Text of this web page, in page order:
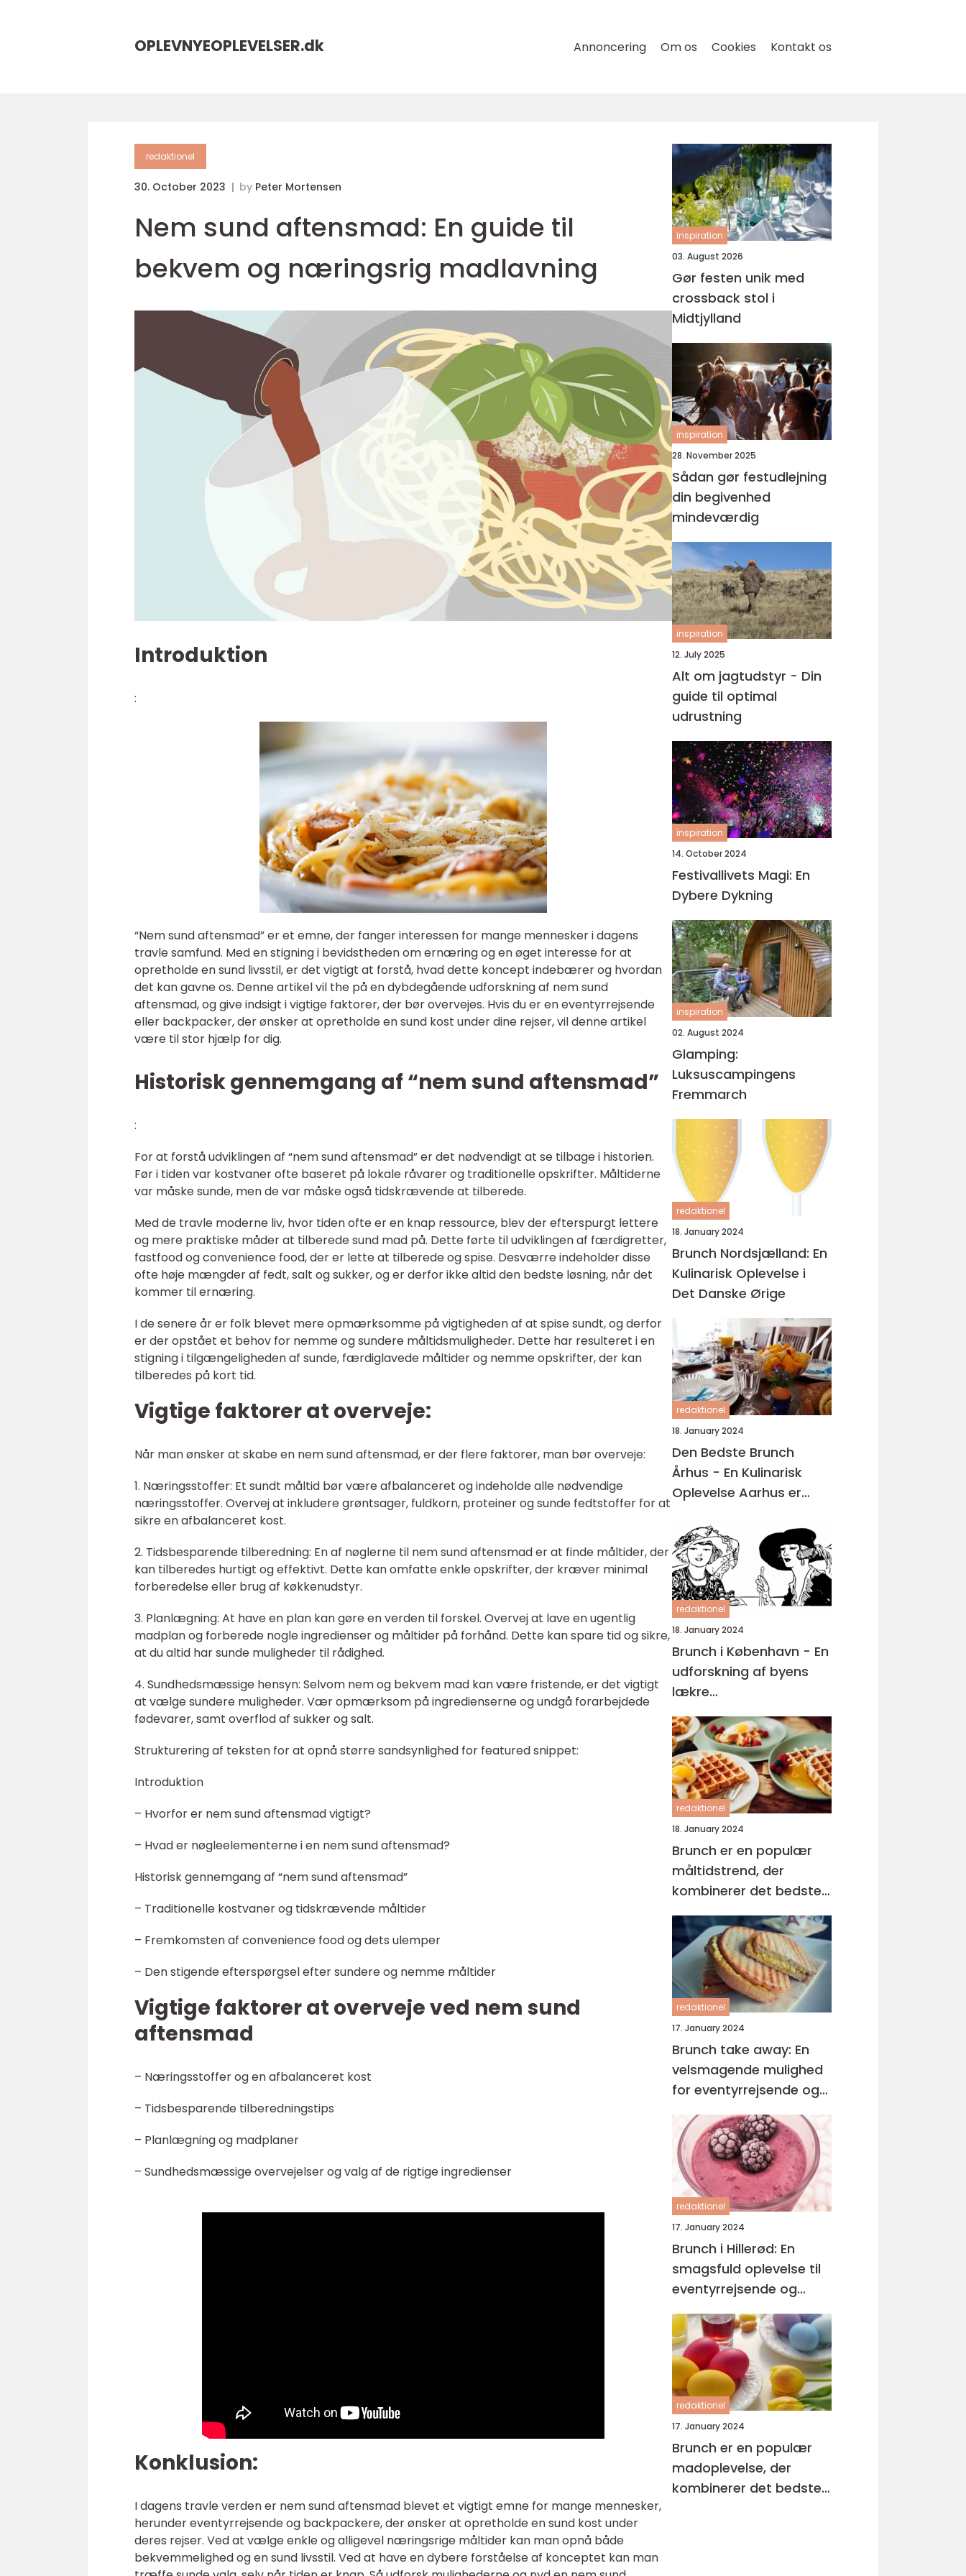
OPLEVNYEOPLEVELSER.dk Annoncering Om os Cookies Kontakt os
redaktionel
30. October 2023 by Peter Mortensen
Nem sund aftensmad: En guide til
bekvem og næringsrig madlavning
Introduktion
:
“Nem sund aftensmad” er et emne, der fanger interessen for mange mennesker i dagens
travle samfund. Med en stigning i bevidstheden om ernæring og en øget interesse for at
opretholde en sund livsstil, er det vigtigt at forstå, hvad dette koncept indebærer og hvordan
det kan gavne os. Denne artikel vil the på en dybdegående udforskning af nem sund
aftensmad, og give indsigt i vigtige faktorer, der bør overvejes. Hvis du er en eventyrrejsende
eller backpacker, der ønsker at opretholde en sund kost under dine rejser, vil denne artikel
være til stor hjælp for dig.
Historisk gennemgang af “nem sund aftensmad”
:
For at forstå udviklingen af “nem sund aftensmad” er det nødvendigt at se tilbage i historien.
Før i tiden var kostvaner ofte baseret på lokale råvarer og traditionelle opskrifter. Måltiderne
var måske sunde, men de var måske også tidskrævende at tilberede.
Med de travle moderne liv, hvor tiden ofte er en knap ressource, blev der efterspurgt lettere
og mere praktiske måder at tilberede sund mad på. Dette førte til udviklingen af færdigretter,
fastfood og convenience food, der er lette at tilberede og spise. Desværre indeholder disse
ofte høje mængder af fedt, salt og sukker, og er derfor ikke altid den bedste løsning, når det
kommer til ernæring.
I de senere år er folk blevet mere opmærksomme på vigtigheden af at spise sundt, og derfor
er der opstået et behov for nemme og sundere måltidsmuligheder. Dette har resulteret i en
stigning i tilgængeligheden af sunde, færdiglavede måltider og nemme opskrifter, der kan
tilberedes på kort tid.
Vigtige faktorer at overveje:
Når man ønsker at skabe en nem sund aftensmad, er der flere faktorer, man bør overveje:
1. Næringsstoffer: Et sundt måltid bør være afbalanceret og indeholde alle nødvendige
næringsstoffer. Overvej at inkludere grøntsager, fuldkorn, proteiner og sunde fedtstoffer for at
sikre en afbalanceret kost.
2. Tidsbesparende tilberedning: En af nøglerne til nem sund aftensmad er at finde måltider, der
kan tilberedes hurtigt og effektivt. Dette kan omfatte enkle opskrifter, der kræver minimal
forberedelse eller brug af køkkenudstyr.
3. Planlægning: At have en plan kan gøre en verden til forskel. Overvej at lave en ugentlig
madplan og forberede nogle ingredienser og måltider på forhånd. Dette kan spare tid og sikre,
at du altid har sunde muligheder til rådighed.
4. Sundhedsmæssige hensyn: Selvom nem og bekvem mad kan være fristende, er det vigtigt
at vælge sundere muligheder. Vær opmærksom på ingredienserne og undgå forarbejdede
fødevarer, samt overflod af sukker og salt.
Strukturering af teksten for at opnå større sandsynlighed for featured snippet:
Introduktion
– Hvorfor er nem sund aftensmad vigtigt?
– Hvad er nøgleelementerne i en nem sund aftensmad?
Historisk gennemgang af “nem sund aftensmad”
– Traditionelle kostvaner og tidskrævende måltider
– Fremkomsten af convenience food og dets ulemper
– Den stigende efterspørgsel efter sundere og nemme måltider
Vigtige faktorer at overveje ved nem sund
aftensmad
– Næringsstoffer og en afbalanceret kost
– Tidsbesparende tilberedningstips
– Planlægning og madplaner
– Sundhedsmæssige overvejelser og valg af de rigtige ingredienser
Konklusion:
I dagens travle verden er nem sund aftensmad blevet et vigtigt emne for mange mennesker,
herunder eventyrrejsende og backpackere, der ønsker at opretholde en sund kost under
deres rejser. Ved at vælge enkle og alligevel næringsrige måltider kan man opnå både
bekvemmelighed og en sund livsstil. Ved at have en dybere forståelse af konceptet kan man
inspiration
03. August 2026
Gør festen unik med
crossback stol i
Midtjylland
inspiration
28. November 2025
Sådan gør festudlejning
din begivenhed
mindeværdig
inspiration
12. July 2025
Alt om jagtudstyr - Din
guide til optimal
udrustning
inspiration
14. October 2024
Festivallivets Magi: En
Dybere Dykning
inspiration
02. August 2024
Glamping:
Luksuscampingens
Fremmarch
redaktionel
18. January 2024
Brunch Nordsjælland: En
Kulinarisk Oplevelse i
Det Danske Ørige
redaktionel
18. January 2024
Den Bedste Brunch
Århus - En Kulinarisk
Oplevelse Aarhus er
hvor der findes en bred
vifte af restauranter,
caféer og spisesteder
redaktionel
18. January 2024
Brunch i København - En
udforskning af byens
lækre
morgenmadsoplevelser
redaktionel
18. January 2024
Brunch er en populær
måltidstrend, der
kombinerer det bedste
fra morgenmad og
frokost
redaktionel
17. January 2024
Brunch take away: En
velsmagende mulighed
for eventyrrejsende og
backpackere
redaktionel
17. January 2024
Brunch i Hillerød: En
smagsfuld oplevelse til
eventyrrejsende og
backpackere
redaktionel
17. January 2024
Brunch er en populær
madoplevelse, der
kombinerer det bedste